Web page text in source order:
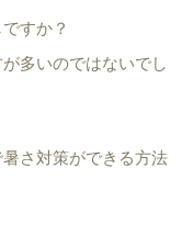
すか？
多いのではないでし
さ対策ができる方法